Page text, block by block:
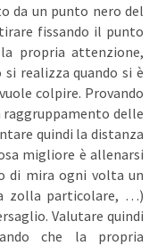
da un punto nero del
fissando il punto
propria attenzione,
realizza quando si è
colpire. Provando
raggruppamento delle
quindi la distanza
migliore è allenarsi
di mira ogni volta un
zolla particolare, …)
Valutare quindi
che la propria